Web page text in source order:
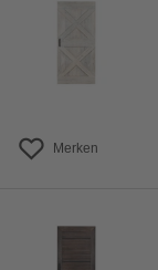
Merken